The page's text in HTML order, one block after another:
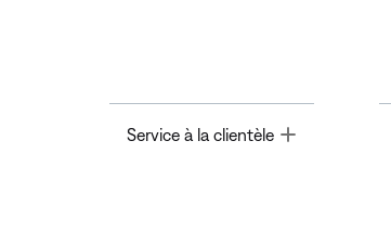
Service à la clientèle Toggle